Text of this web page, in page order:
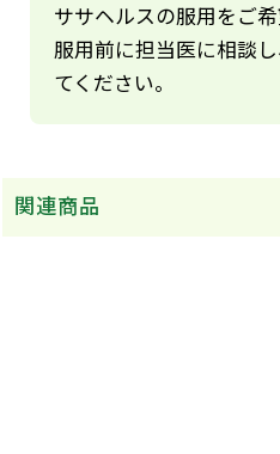
ササヘルスの服用をご
服用前に担当医に相談
てください。
関連商品